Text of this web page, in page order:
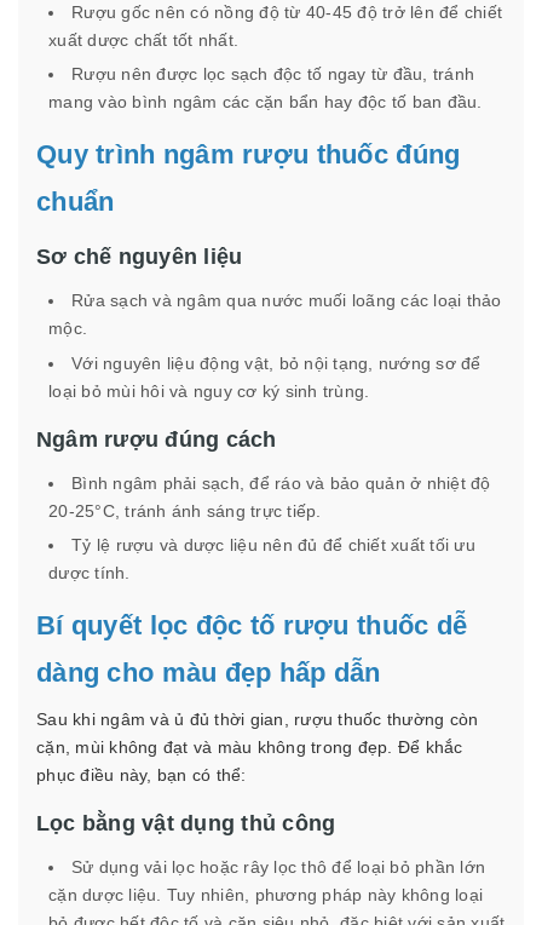
Rượu gốc nên có nồng độ từ 40-45 độ trở lên để chiết
xuất dược chất tốt nhất.
Rượu nên được lọc sạch độc tố ngay từ đầu, tránh
mang vào bình ngâm các cặn bẩn hay độc tố ban đầu.
Quy trình ngâm rượu thuốc đúng
chuẩn
Sơ chế nguyên liệu
Rửa sạch và ngâm qua nước muối loãng các loại thảo
mộc.
Với nguyên liệu động vật, bỏ nội tạng, nướng sơ để
loại bỏ mùi hôi và nguy cơ ký sinh trùng.
Ngâm rượu đúng cách
Bình ngâm phải sạch, để ráo và bảo quản ở nhiệt độ
20-25°C, tránh ánh sáng trực tiếp.
Tỷ lệ rượu và dược liệu nên đủ để chiết xuất tối ưu
dược tính.
Bí quyết lọc độc tố rượu thuốc dễ
dàng cho màu đẹp hấp dẫn
Sau khi ngâm và ủ đủ thời gian, rượu thuốc thường còn
cặn, mùi không đạt và màu không trong đẹp. Để khắc
phục điều này, bạn có thể:
Lọc bằng vật dụng thủ công
Sử dụng vải lọc hoặc rây lọc thô để loại bỏ phần lớn
cặn dược liệu. Tuy nhiên, phương pháp này không loại